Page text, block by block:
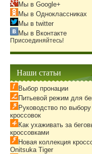
Мы в Google+
Мы в Одноклассниках
Мы в twitter
Мы в Вконтакте
Присоединяйтесь!
Наши статьи
Выбор пронации
Питьевой режим для
Руководство по выбору
кроссовок
Как ухаживать за
кроссовками
Новая коллекция
Onitsuka Tiger